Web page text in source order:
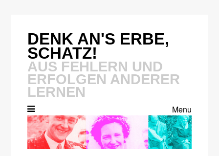
DENK AN'S ERBE,
SCHATZ!
AUS FEHLERN UND
ERFOLGEN ANDERER
LERNEN
Menu